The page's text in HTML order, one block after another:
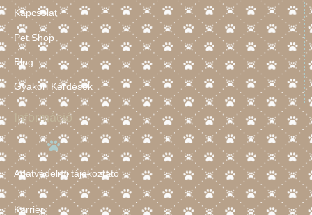
Kapcsolat
Pet Shop
Blog
Gyakori Kérdések
Információ
Adatvédelmi tájékoztató
Karrier